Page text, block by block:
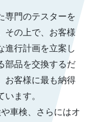
専門のテスターを
その上で、お客様
進行計画を立案し
部品を交換するだ
お客様に最も納得
ます。
車検、さらにはオ